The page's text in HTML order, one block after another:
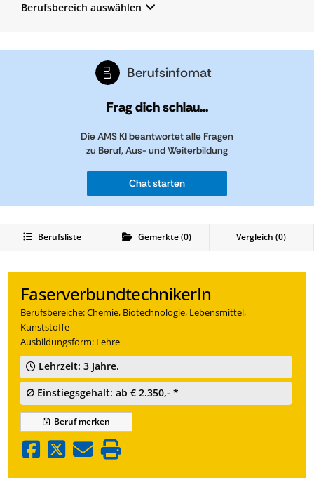
Berufsbereich auswählen
Berufsinfomat
Frag dich schlau...
Die AMS KI beantwortet alle Fragen
zu Beruf, Aus- und Weiterbildung
Chat starten
Berufsliste Gemerkte(0) Vergleich (0)
FaserverbundtechnikerIn
Berufsbereiche: Chemie, Biotechnologie, Lebensmittel,
Kunststoffe
Ausbildungsform: Lehre
Lehrzeit: 3 Jahre.
∅ Einstiegsgehalt: ab € 2.350,- *
Berufmerken